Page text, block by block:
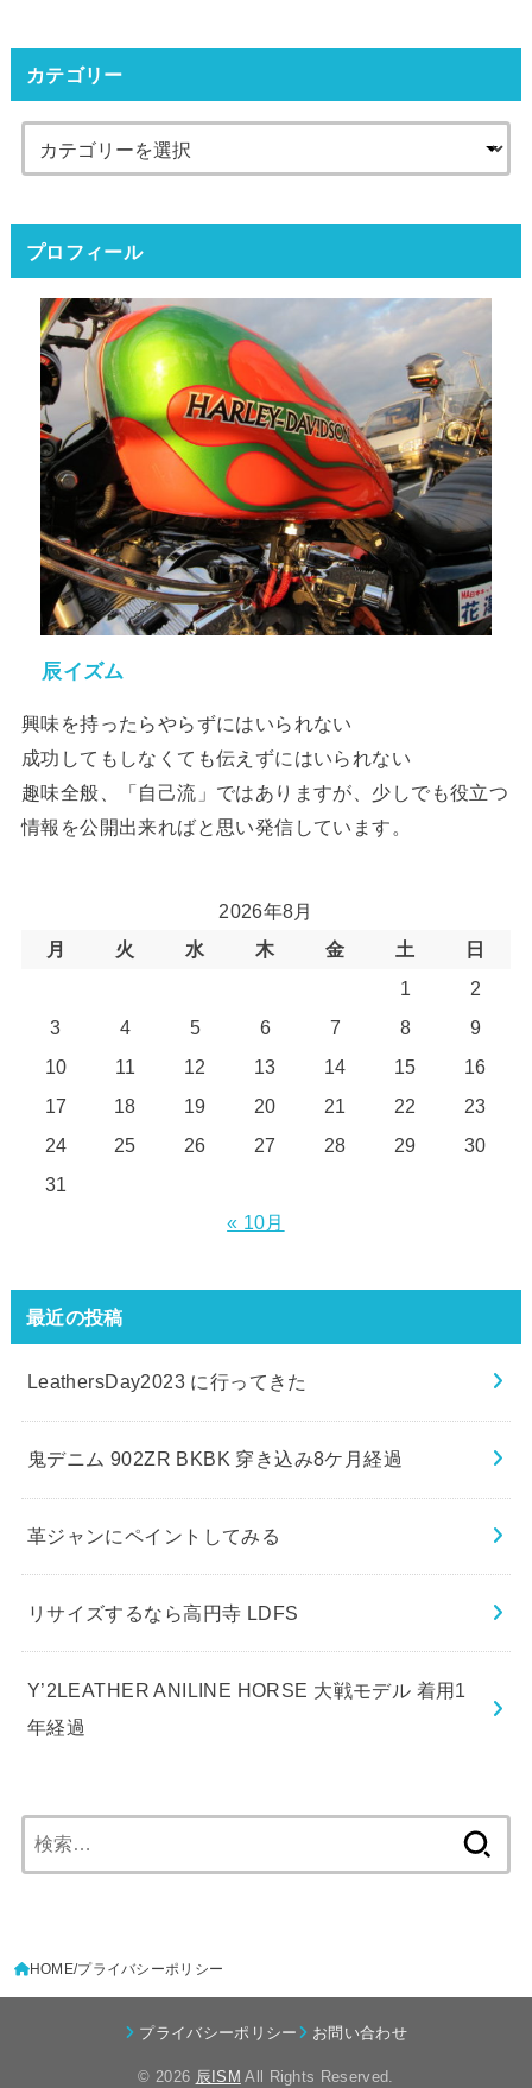
カテゴリー
プロフィール
辰イズム
興味を持ったらやらずにはいられない
成功してもしなくても伝えずにはいられない
趣味全般、「自己流」ではありますが、少しでも役立つ
情報を公開出来ればと思い発信しています。
2026年8月
月
火 水 木 金 土
日
1
2
3
4 5 6 7 8
9
10
11 12 13 14 15
16
17
18 19 20 21 22
23
24
25 26 27 28 29
30
31
« 10月
最近の投稿
LeathersDay2023 に行ってきた
鬼デニム 902ZR BKBK 穿き込み8ケ月経過
革ジャンにペイントしてみる
リサイズするなら高円寺 LDFS
Y’2LEATHER ANILINE HORSE 大戦モデル 着用1
年経過
索:
HOME プライバシーポリシー
プライバシーポリシー お問い合わせ
© 2026 辰ISM All Rights Reserved.